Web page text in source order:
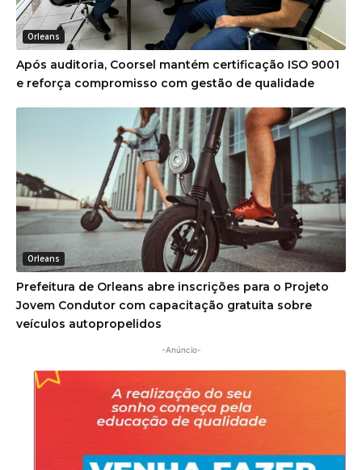
Orleans
Após auditoria, Coorsel mantém certificação ISO 9001
e reforça compromisso com gestão de qualidade
Orleans
Prefeitura de Orleans abre inscrições para o Projeto
Jovem Condutor com capacitação gratuita sobre
veículos autopropelidos
-Anúncio-